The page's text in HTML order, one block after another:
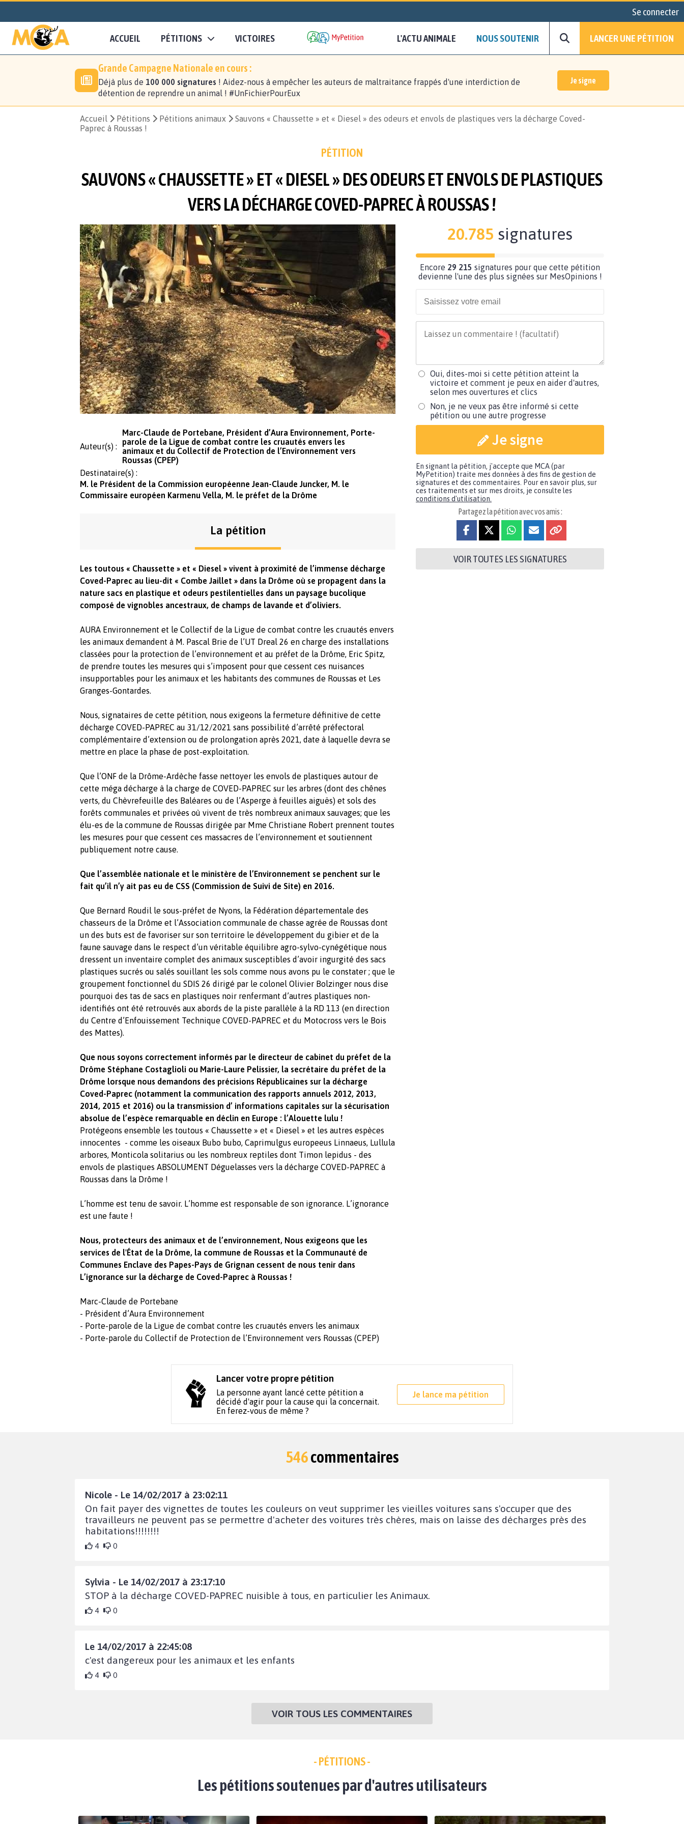
Se connecter
ACCUEIL PÉTITIONS VICTOIRES L'ACTU ANIMALE NOUS SOUTENIR LANCER UNE PÉTITION
Grande Campagne Nationale en cours :
Déjà plus de 100 000 signatures ! Aidez-nous à empêcher les auteurs de maltraitance frappés d'une interdiction de
détention de reprendre un animal ! #UnFichierPourEux
Je signe
Accueil Pétitions Pétitions animaux
Sauvons « Chaussette » et « Diesel » des odeurs et envols de plastiques vers la décharge Coved-
Paprec à Roussas !
PÉTITION
SAUVONS « CHAUSSETTE » ET « DIESEL » DES ODEURS ET ENVOLS DE PLASTIQUES
VERS LA DÉCHARGE COVED-PAPREC À ROUSSAS !
Auteur(s) :
Marc-Claude de Portebane, Président d’Aura Environnement, Porte-
parole de la Ligue de combat contre les cruautés envers les
animaux et du Collectif de Protection de l’Environnement vers
Roussas (CPEP)
Destinataire(s) :
M. le Président de la Commission européenne Jean-Claude Juncker, M. le
Commissaire européen Karmenu Vella, M. le préfet de la Drôme
La pétition
Les toutous « Chaussette » et « Diesel » vivent à proximité de l’immense décharge
Coved-Paprec au lieu-dit « Combe Jaillet » dans la Drôme où se propagent dans la
nature sacs en plastique et odeurs pestilentielles dans un paysage bucolique
composé de vignobles ancestraux, de champs de lavande et d’oliviers.
AURA Environnement et le Collectif de la Ligue de combat contre les cruautés envers
les animaux demandent à M. Pascal Brie de l’UT Dreal 26 en charge des installations
classées pour la protection de l’environnement et au préfet de la Drôme, Eric Spitz,
de prendre toutes les mesures qui s’imposent pour que cessent ces nuisances
insupportables pour les animaux et les habitants des communes de Roussas et Les
Granges-Gontardes.
Nous, signataires de cette pétition, nous exigeons la fermeture définitive de cette
décharge COVED-PAPREC au 31/12/2021 sans possibilité d’arrêté préfectoral
complémentaire d’extension ou de prolongation après 2021, date à laquelle devra se
mettre en place la phase de post-exploitation.
Que l’ONF de la Drôme-Ardèche fasse nettoyer les envols de plastiques autour de
cette méga décharge à la charge de COVED-PAPREC sur les arbres (dont des chênes
verts, du Chèvrefeuille des Baléares ou de l’Asperge à feuilles aiguës) et sols des
forêts communales et privées où vivent de très nombreux animaux sauvages; que les
élu-es de la commune de Roussas dirigée par Mme Christiane Robert prennent toutes
les mesures pour que cessent ces massacres de l’environnement et soutiennent
publiquement notre cause.
Que l’assemblée nationale et le ministère de l’Environnement se penchent sur le
fait qu’il n’y ait pas eu de CSS (Commission de Suivi de Site) en 2016.
Que Bernard Roudil le sous-préfet de Nyons, la Fédération départementale des
chasseurs de la Drôme et l’Association communale de chasse agrée de Roussas dont
un des buts est de favoriser sur son territoire le développement du gibier et de la
faune sauvage dans le respect d’un véritable équilibre agro-sylvo-cynégétique nous
dressent un inventaire complet des animaux susceptibles d’avoir ingurgité des sacs
plastiques sucrés ou salés souillant les sols comme nous avons pu le constater ; que le
groupement fonctionnel du SDIS 26 dirigé par le colonel Olivier Bolzinger nous dise
pourquoi des tas de sacs en plastiques noir renfermant d’autres plastiques non-
identifiés ont été retrouvés aux abords de la piste parallèle à la RD 113 (en direction
du Centre d’Enfouissement Technique COVED-PAPREC et du Motocross vers le Bois
des Mattes).
Que nous soyons correctement informés par le directeur de cabinet du préfet de la
Drôme Stéphane Costaglioli ou Marie-Laure Pelissier, la secrétaire du préfet de la
Drôme lorsque nous demandons des précisions Républicaines sur la décharge
Coved-Paprec (notamment la communication des rapports annuels 2012, 2013,
2014, 2015 et 2016) ou la transmission d’ informations capitales sur la sécurisation
absolue de l’espèce remarquable en déclin en Europe : l’Alouette lulu !
Protégeons ensemble les toutous « Chaussette » et « Diesel » et les autres espèces
innocentes - comme les oiseaux Bubo bubo, Caprimulgus europeeus Linnaeus, Lullula
arbores, Monticola solitarius ou les nombreux reptiles dont Timon lepidus - des
envols de plastiques ABSOLUMENT Déguelasses vers la décharge COVED-PAPREC à
Roussas dans la Drôme !
L’homme est tenu de savoir. L’homme est responsable de son ignorance. L’ignorance
est une faute !
Nous, protecteurs des animaux et de l’environnement, Nous exigeons que les
services de l'État de la Drôme, la commune de Roussas et la Communauté de
Communes Enclave des Papes-Pays de Grignan cessent de nous tenir dans
L’ignorance sur la décharge de Coved-Paprec à Roussas !
Marc-Claude de Portebane
- Président d’Aura Environnement
- Porte-parole de la Ligue de combat contre les cruautés envers les animaux
- Porte-parole du Collectif de Protection de l’Environnement vers Roussas (CPEP)
20.785 signatures
Encore 29 215 signatures pour que cette pétition
devienne l'une des plus signées sur MesOpinions !
Oui, dites-moi si cette pétition atteint la
victoire et comment je peux en aider d'autres,
selon mes ouvertures et clics
Non, je ne veux pas être informé si cette
pétition ou une autre progresse
Je signe
En signant la pétition, j'accepte que MCA (par
MyPetition) traite mes données à des fins de gestion de
signatures et des commentaires. Pour en savoir plus, sur
ces traitements et sur mes droits, je consulte les
conditions d'utilisation.
Partagez la pétition avec vos amis :
VOIR TOUTES LES SIGNATURES
Lancer votre propre pétition
La personne ayant lancé cette pétition a
décidé d'agir pour la cause qui la concernait.
En ferez-vous de même ?
Je lance ma pétition
546commentaires
Nicole - Le 14/02/2017 à 23:02:11
On fait payer des vignettes de toutes les couleurs on veut supprimer les vieilles voitures sans s'occuper que des
travailleurs ne peuvent pas se permettre d'acheter des voitures très chères, mais on laisse des décharges près des
habitations!!!!!!!!
4 0
Sylvia - Le 14/02/2017 à 23:17:10
STOP à la décharge COVED-PAPREC nuisible à tous, en particulier les Animaux.
4 0
Le 14/02/2017 à 22:45:08
c'est dangereux pour les animaux et les enfants
4 0
VOIR TOUS LES COMMENTAIRES
- PÉTITIONS -
Les pétitions soutenues par d'autres utilisateurs